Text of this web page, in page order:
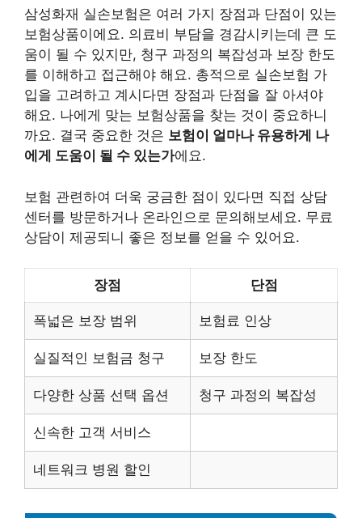
삼성화재 실손보험은 여러 가지 장점과 단점이 있는
보험상품이에요. 의료비 부담을 경감시키는데 큰 도
움이 될 수 있지만, 청구 과정의 복잡성과 보장 한도
를 이해하고 접근해야 해요. 총적으로 실손보험 가
입을 고려하고 계시다면 장점과 단점을 잘 아셔야
해요. 나에게 맞는 보험상품을 찾는 것이 중요하니
까요. 결국 중요한 것은 보험이 얼마나 유용하게 나
에게 도움이 될 수 있는가에요.
보험 관련하여 더욱 궁금한 점이 있다면 직접 상담
센터를 방문하거나 온라인으로 문의해보세요. 무료
상담이 제공되니 좋은 정보를 얻을 수 있어요.
장점 단점
폭넓은 보장 범위 보험료 인상
실질적인 보험금 청구 보장 한도
다양한 상품 선택 옵션 청구 과정의 복잡성
신속한 고객 서비스
네트워크 병원 할인